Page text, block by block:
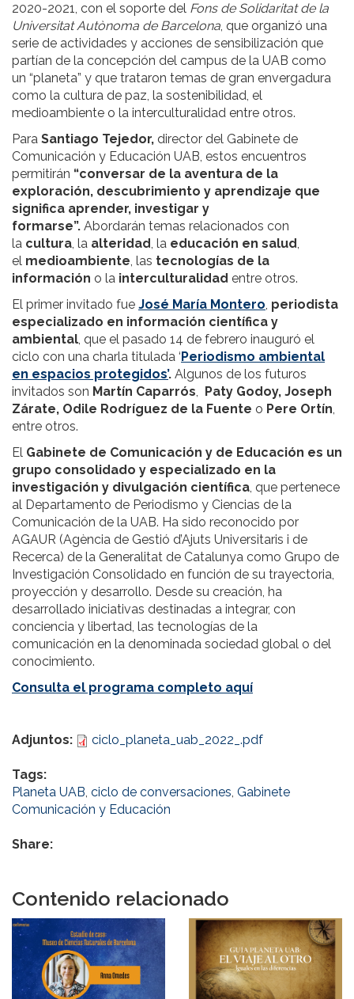
2020-2021, con el soporte del Fons de Solidaritat de la
Universitat Autònoma de Barcelona, que organizó una
serie de actividades y acciones de sensibilización que
partían de la concepción del campus de la UAB como
un “planeta” y que trataron temas de gran envergadura
como la cultura de paz, la sostenibilidad, el
medioambiente o la interculturalidad entre otros.
Para Santiago Tejedor, director del Gabinete de
Comunicación y Educación UAB, estos encuentros
permitirán “conversar de la aventura de la
exploración, descubrimiento y aprendizaje que
significa aprender, investigar y
formarse”. Abordarán temas relacionados con
la cultura, la alteridad, la educación en salud,
el medioambiente, las tecnologías de la
información o la interculturalidad entre otros.
El primer invitado fue José María Montero, periodista
especializado en información científica y
ambiental, que el pasado 14 de febrero inauguró el
ciclo con una charla titulada ‘ Periodismo ambiental
en espacios protegidos’. Algunos de los futuros
invitados son Martín Caparrós,
Paty Godoy, Joseph
Zárate, Odile Rodríguez de la Fuente o Pere Ortín,
entre otros.
El Gabinete de Comunicación y de Educación es un
grupo consolidado y especializado en la
investigación y divulgación científica, que pertenece
al Departamento de Periodismo y Ciencias de la
Comunicación de la UAB. Ha sido reconocido por
AGAUR (Agència de Gestió d’Ajuts Universitaris i de
Recerca) de la Generalitat de Catalunya como Grupo de
Investigación Consolidado en función de su trayectoria,
proyección y desarrollo. Desde su creación, ha
desarrollado iniciativas destinadas a integrar, con
conciencia y libertad, las tecnologías de la
comunicación en la denominada sociedad global o del
conocimiento.
Consulta el programa completo aquí
Adjuntos: ciclo_planeta_uab_2022_.pdf
Tags:
Planeta UAB, ciclo de conversaciones, Gabinete
Comunicación y Educación
Share:
Contenido relacionado